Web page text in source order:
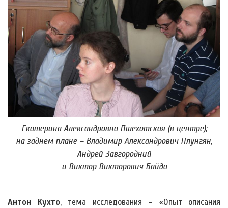
Екатерина Александровна Пшехотская (в центре);
на заднем плане – Владимир Александрович Плунгян,
Андрей Завгородний
и Виктор Викторович Байда
Антон Кухто, тема исследования – «Опыт описания